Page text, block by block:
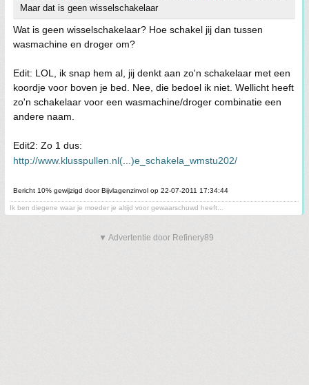
Maar dat is geen wisselschakelaar
Wat is geen wisselschakelaar? Hoe schakel jij dan tussen
wasmachine en droger om?
Edit: LOL, ik snap hem al, jij denkt aan zo'n schakelaar met een
koordje voor boven je bed. Nee, die bedoel ik niet. Wellicht heeft
zo'n schakelaar voor een wasmachine/droger combinatie een
andere naam.
Edit2: Zo 1 dus:
http://www.klusspullen.nl(...)e_schakela_wmstu202/
Bericht 10% gewijzigd door Bijvlagenzinvol op 22-07-2011 17:34:44
Ik ben diegene waar je moeder je altijd voor gewaarschuwd heeft...
▼ Advertentie door Refinery89